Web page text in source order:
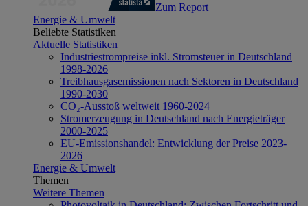
Zum Report
Energie & Umwelt
Beliebte Statistiken
Aktuelle Statistiken
Industriestrompreise inkl. Stromsteuer in Deutschland
1998-2026
Treibhausgasemissionen nach Sektoren in Deutschland
1990-2030
CO₂-Ausstoß weltweit 1960-2024
Stromerzeugung in Deutschland nach Energieträger
2000-2025
EU-Emissionshandel: Entwicklung der Preise 2023-
2026
Energie & Umwelt
Themen
Weitere Themen